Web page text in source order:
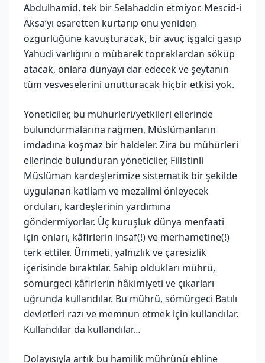
Abdulhamid, tek bir Selahaddin etmiyor. Mescid-i
Aksa’yı esaretten kurtarıp onu yeniden
özgürlüğüne kavuşturacak, bir avuç işgalci gasıp
Yahudi varlığını o mübarek topraklardan söküp
atacak, onlara dünyayı dar edecek ve şeytanın
tüm vesveselerini unutturacak hiçbir etkisi yok.
Yöneticiler, bu mühürleri/yetkileri ellerinde
bulundurmalarına rağmen, Müslümanların
imdadına koşmaz bir haldeler. Zira bu mühürleri
ellerinde bulunduran yöneticiler, Filistinli
Müslüman kardeşlerimize sistematik bir şekilde
uygulanan katliam ve mezalimi önleyecek
orduları, kardeşlerinin yardımına
göndermiyorlar. Üç kuruşluk dünya menfaati
için onları, kâfirlerin insaf(!) ve merhametine(!)
terk ettiler. Ümmeti, yalnızlık ve çaresizlik
içerisinde bıraktılar. Sahip oldukları mührü,
sömürgeci kâfirlerin hâkimiyeti ve çıkarları
uğrunda kullandılar. Bu mührü, sömürgeci Batılı
devletleri razı ve memnun etmek için kullandılar.
Kullandılar da kullandılar…
Dolayısıyla artık bu hamilik mührünü ehline